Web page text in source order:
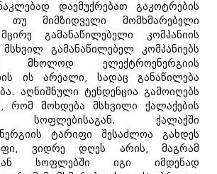
დაემუქრებათ გაკოტრების
თუ მიმზიდველი მომხმარებელი
გამანაწილებელი კომპანიის
მსხვილ გამანაწილებელ კომპანიებს
მხოლოდ ელექტროენერგიის
ის არეალი, სადაც განაწილება
აღნიშნული ტენდენცია გამოიღებს
რომ მოხდება მსხვილი ქალაქების
სოფლებისაგან. ქალაქში
ტარიფი შესაძლოა გახდეს
ვიდრე დღეს არის, მაგრამ
სოფლებში იგი იმდენად